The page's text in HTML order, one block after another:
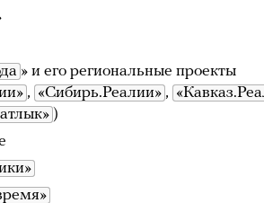
» и его региональные проекты
, «Сибирь.Реалии» ,
)